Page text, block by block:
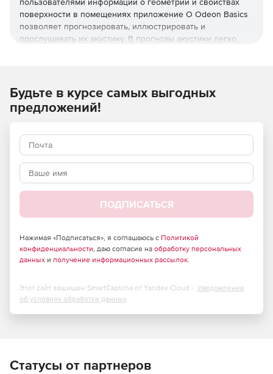
поверхности в помещениях приложение O Odeon Basics
позволяет прогнозировать, иллюстрировать и
прослушивать их акустику. В прогнозы акустики легко
14257 и IEC 60268-16.
SPL(Lin), времени реверберации, индекса передачи
речи, силы звука и т. д.
Расчет линейных и поверхностных источников звука.
Инструменты управления шумом.
Запись и обработка импульсных откликов.
Будьте в курсе самых выгодных
предложений!
ПОДПИСАТЬСЯ
Нажимая «Подписаться», я соглашаюсь с Политикой
конфиденциальности, даю согласие на обработку персональных
данных и получение информационных рассылок.
Этот сайт защищен SmartCaptcha от Yandex Cloud - Уведомление
об условиях обработки данных
Статусы от партнеров